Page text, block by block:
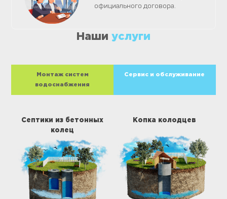
официального договора.
Наши услуги
Монтаж систем
водоснабжения
Сервис и обслуживание
Септики из бетонных
колец
Копка колодцев